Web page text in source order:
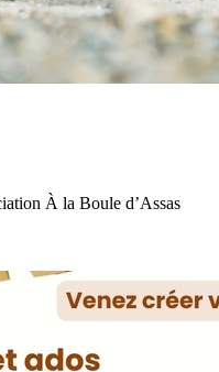
À la Boule d’Assas